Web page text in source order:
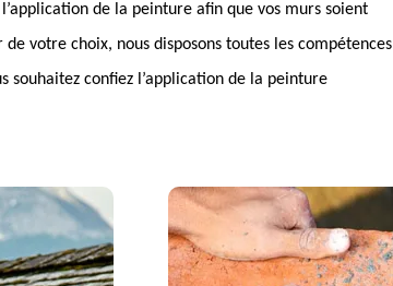
de la peinture afin que vos murs soient
votre choix, nous disposons toutes les compétences
souhaitez confiez l’application de la peinture